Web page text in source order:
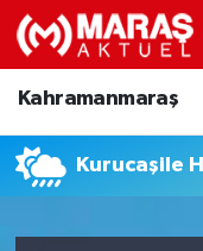
Kahramanmaraş
Kurucaşile
Nöbetçi